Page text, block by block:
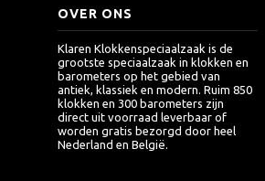
OVER ONS
Klaren Klokkenspeciaalzaak is de
grootste speciaalzaak in klokken en
barometers op het gebied van
antiek, klassiek en modern. Ruim 850
klokken en 300 barometers zijn
direct uit voorraad leverbaar of
worden gratis bezorgd door heel
Nederland en België.